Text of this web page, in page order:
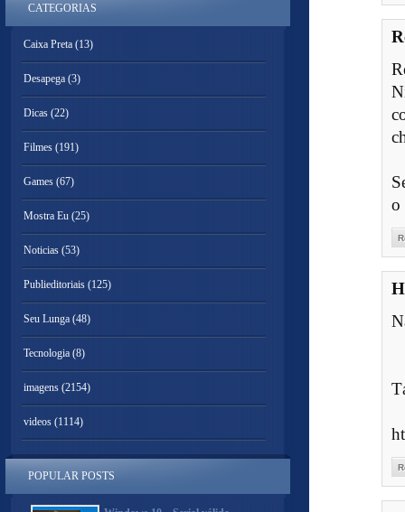
o
CATEGORIAS
Caixa Preta (13)
Desapega (3)
Dicas (22)
Filmes (191)
Games (67)
Mostra Eu (25)
Noticias (53)
Publieditoriais (125)
Seu Lunga (48)
Tecnologia (8)
imagens (2154)
videos (1114)
POPULAR POSTS